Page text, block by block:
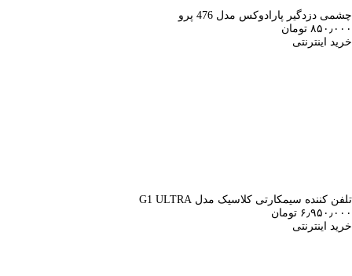
چشمی دزدگیر پارادوکس مدل 476 پرو
۸۵۰٫۰۰۰ تومان
خرید اینترنتی
تلفن کننده سیمکارتی کلاسیک مدل G1 ULTRA
۶٫۹۵۰٫۰۰۰ تومان
خرید اینترنتی